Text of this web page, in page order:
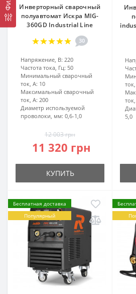
Инверторный сварочный
полуавтомат Искра MIG-
360GD Industrial Line
30
Напряжение, В: 220
Частота тока, Гц: 50
Минимальный сварочный
ток, А: 10
Максимальный сварочный
ток, А: 200
Диаметр используемой
проволоки, мм: 0,6-1,0
12 003 грн
11 320 грн
КУПИТЬ
5,0
Бесплатная доставка
Популярный